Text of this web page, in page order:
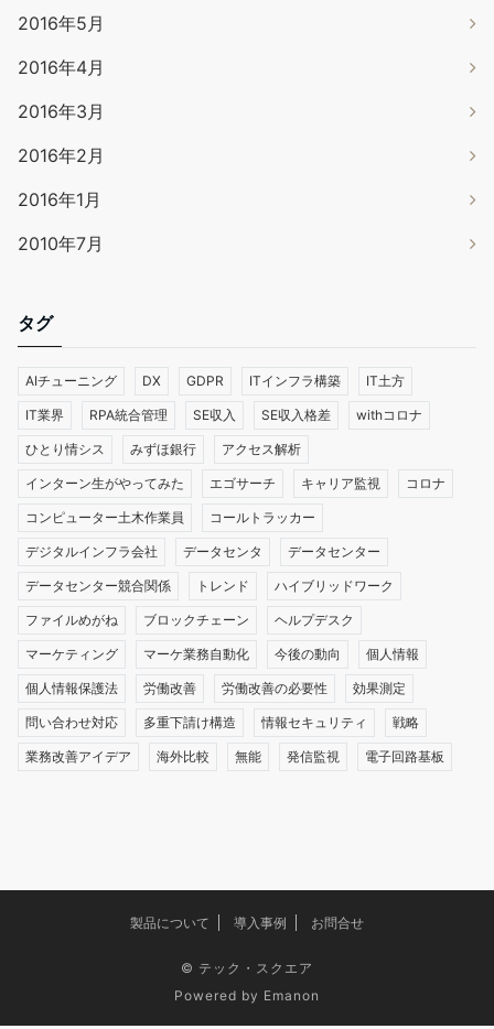
2016年5月
2016年4月
2016年3月
2016年2月
2016年1月
2010年7月
タグ
AIチューニング DX GDPR ITインフラ構築 IT土方
IT業界 RPA統合管理 SE収入 SE収入格差 withコロナ
ひとり情シス みずほ銀行 アクセス解析
インターン生がやってみた エゴサーチ キャリア監視 コロナ
コンピューター土木作業員 コールトラッカー
デジタルインフラ会社 データセンタ データセンター
データセンター競合関係 トレンド ハイブリッドワーク
ファイルめがね ブロックチェーン ヘルプデスク
マーケティング マーケ業務自動化 今後の動向 個人情報
個人情報保護法 労働改善 労働改善の必要性 効果測定
問い合わせ対応 多重下請け構造 情報セキュリティ 戦略
業務改善アイデア 海外比較 無能 発信監視 電子回路基板
製品について 導入事例 お問合せ
© テック・スクエア
Powered by Emanon